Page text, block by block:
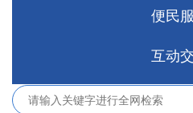
便民
互动